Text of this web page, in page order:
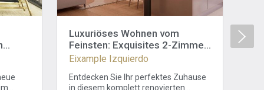
Luxuriöses Wohnen vom
Feinsten: Exquisites 2-Zimmer-
Apartment in Barcelona
Eixample Izquierdo
Entdecken Sie Ihr perfektes Zuhause
in diesem komplett renovierten